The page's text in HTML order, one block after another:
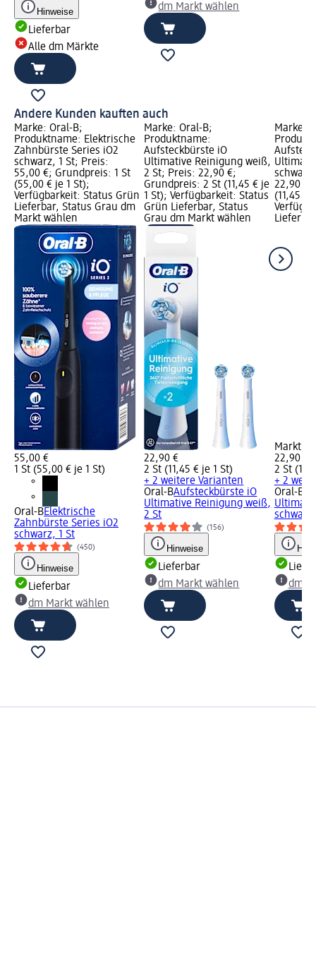
Hinweise
Lieferbar
Alle dm Märkte
dm Markt wählen
Andere Kunden kauften auch
Marke: Oral-B;
Produktname: Elektrische
Zahnbürste Series iO2
schwarz, 1 St; Preis:
55,00 €; Grundpreis: 1 St
(55,00 € je 1 St);
Verfügbarkeit: Status Grün
Lieferbar, Status Grau dm
Markt wählen
55,00 €
1 St (55,00 € je 1 St)
Oral-BElektrische
Zahnbürste Series iO2
schwarz, 1 St
(450)
Hinweise
Lieferbar
dm Markt wählen
Marke: Oral-B;
Produktname:
Aufsteckbürste iO
Ultimative Reinigung weiß,
2 St; Preis: 22,90 €;
Grundpreis: 2 St (11,45 € je
1 St); Verfügbarkeit: Status
Grün Lieferbar, Status
Grau dm Markt wählen
22,90 €
2 St (11,45 € je 1 St)
+ 2 weitere Varianten
Oral-BAufsteckbürste iO
Ultimative Reinigung weiß,
2 St
(156)
Hinweise
Lieferbar
dm Markt wählen
Marke:
22,90 €;
(11,45 €
Markt
22,90 €
2 St
+ 2
Oral-B
dm